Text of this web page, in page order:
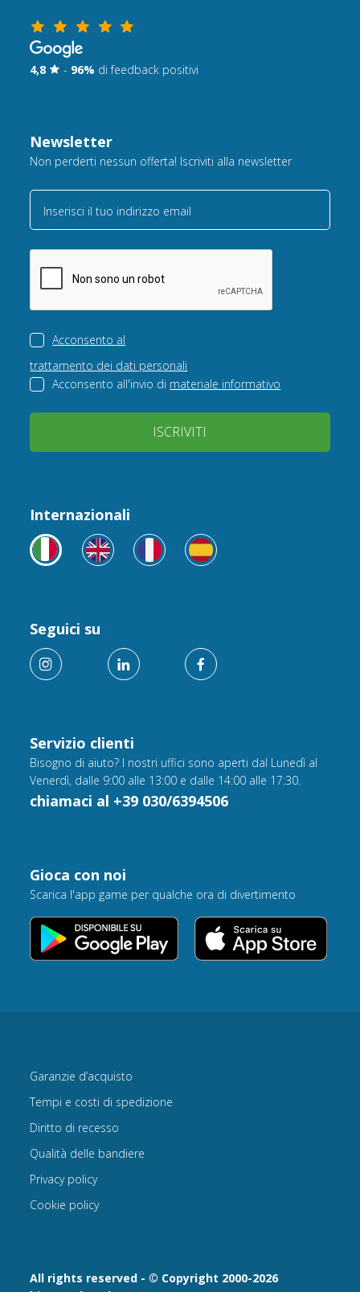
4,8 - 96% di feedback positivi
Newsletter
Non perderti nessun offerta! Iscriviti alla newsletter
Inserisci il tuo indirizzo email
Acconsento al
trattamento dei dati personali
Acconsento all'invio di materiale informativo
ISCRIVITI
Servizio clienti
Bisogno di aiuto? I nostri uffici sono aperti dal Lunedì al
Venerdì, dalle 9:00 alle 13:00 e dalle 14:00 alle 17:30.
chiamaci al +39 030/6394506
Internazionali
Seguici su
Gioca con noi
Scarica l'app game per qualche ora di divertimento
All rights reserved - © Copyright 2000-2026
Garanzie d’acquisto
Tempi e costi di spedizione
Diritto di recesso
Qualità delle bandiere
Privacy policy
Cookie policy